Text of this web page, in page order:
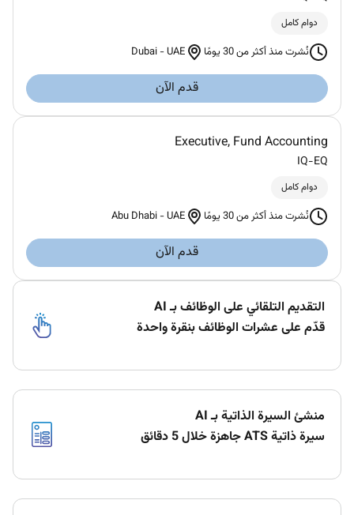
دوام كامل
نُشرت منذ أكثر من 30 يومًا Dubai -UAE
قدم الآن
Executive, Fund Accounting
IQ-EQ
دوام كامل
نُشرت منذ أكثر من 30 يومًا Abu Dhabi -UAE
قدم الآن
التقديم التلقائي على الوظائف بـ AI
قدّم على عشرات الوظائف بنقرة واحدة
منشئ السيرة الذاتية بـ AI
سيرة ذاتية ATS جاهزة خلال 5 دقائق